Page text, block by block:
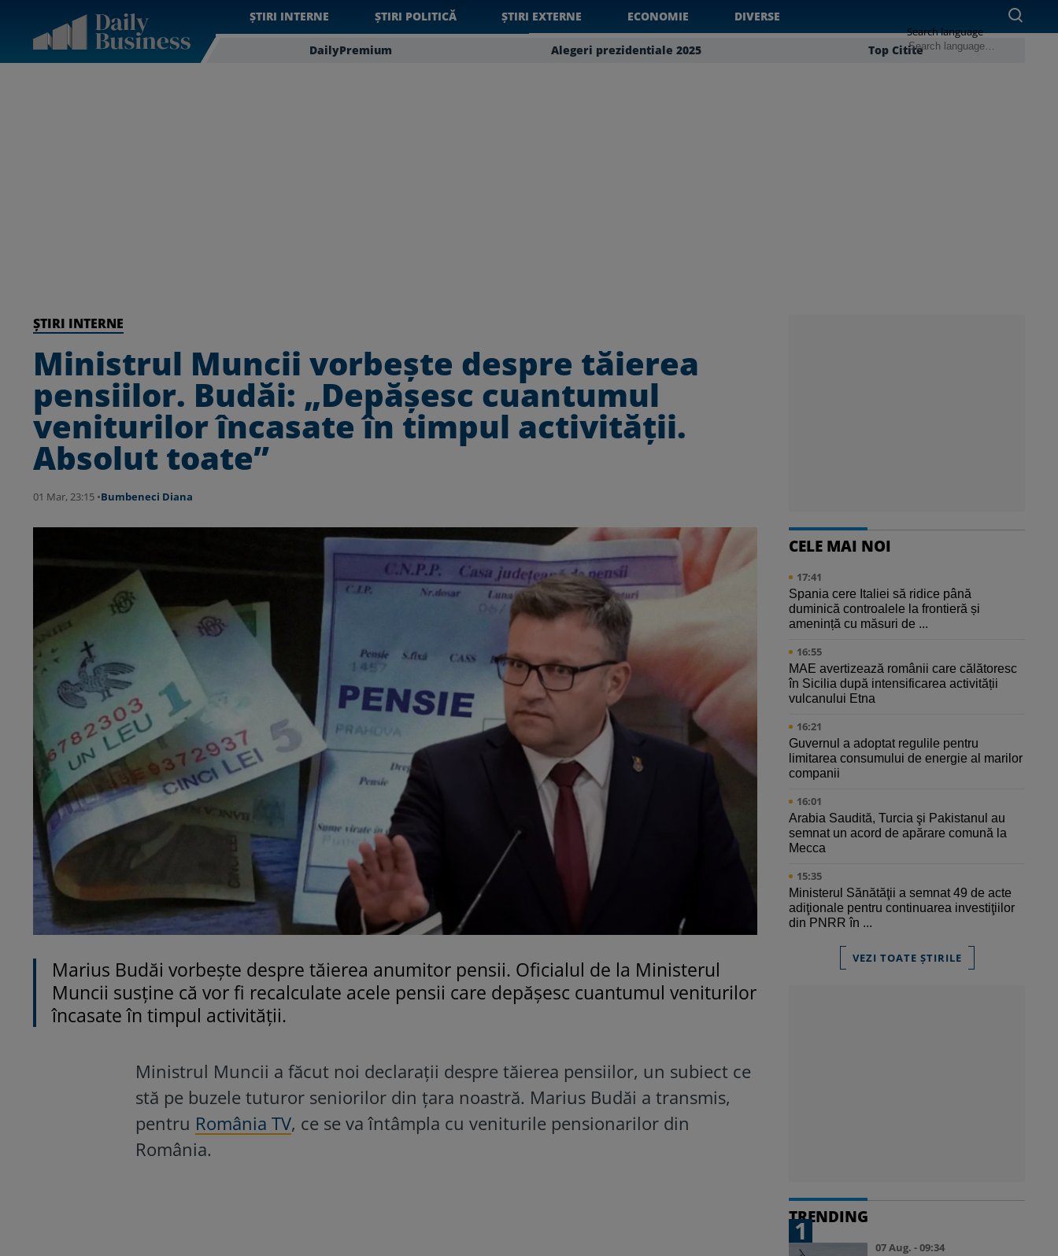
ȘTIRI INTERNE ȘTIRI POLITICĂ ȘTIRI EXTERNE ECONOMIE DIVERSE
DailyPremium Alegeri prezidentiale 2025 Top Citite
Search language
ȘTIRI INTERNE
Ministrul Muncii vorbește despre tăierea
pensiilor. Budăi: „Depășesc cuantumul
veniturilor încasate în timpul activității.
Absolut toate”
01 Mar, 23:15 •Bumbeneci Diana
Marius Budăi vorbește despre tăierea anumitor pensii. Oficialul de la Ministerul
Muncii susține că vor fi recalculate acele pensii care depășesc cuantumul veniturilor
încasate în timpul activității.
Ministrul Muncii a făcut noi declarații despre tăierea pensiilor, un subiect ce
stă pe buzele tuturor seniorilor din țara noastră. Marius Budăi a transmis,
pentru România TV, ce se va întâmpla cu veniturile pensionarilor din
România.
CELE MAI NOI
17:41
Spania cere Italiei să ridice până
duminică controalele la frontieră și
amenință cu măsuri de ...
16:55
MAE avertizează românii care călătoresc
în Sicilia după intensificarea activității
vulcanului Etna
16:21
Guvernul a adoptat regulile pentru
limitarea consumului de energie al marilor
companii
16:01
Arabia Saudită, Turcia şi Pakistanul au
semnat un acord de apărare comună la
Mecca
15:35
Ministerul Sănătăţii a semnat 49 de acte
adiţionale pentru continuarea investiţiilor
din PNRR în ...
VEZI TOATE ȘTIRILE
TRENDING
1
07 Aug. - 09:34